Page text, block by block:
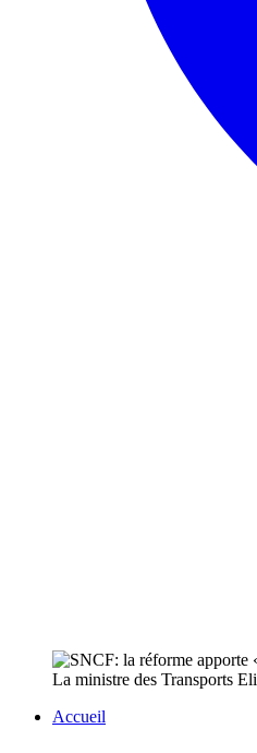
La ministre des Transports
Accueil